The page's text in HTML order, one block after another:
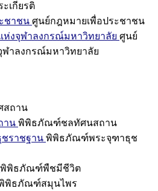
เกียรติ
ชาชน ศูนย์กฎหมายเพื่อประชาชน
ห่งจุฬาลงกรณ์มหาวิทยาลัย ศูนย์
ฬาลงกรณ์มหาวิทยาลัย
สถาน
าน พิพิธภัณฑ์ชลทัศนสถาน
ราชฐาน พิพิธภัณฑ์พระจุฑาธุช
พิพิธภัณฑ์พืชมีชีวิต
พิธภัณฑ์สมุนไพร